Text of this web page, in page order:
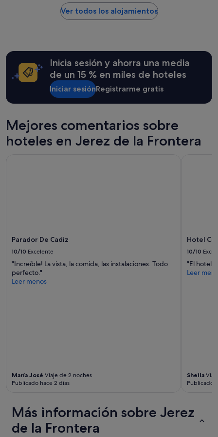
24 horas
estancia
1 noche
Los
precios
y
condiciones
adicionales.
Ver todos los alojamientos
Inicia sesión y ahorra una media
de un 15 % en miles de hoteles
Iniciar sesiónRegistrarme gratis
Mejores comentarios sobre
hoteles en Jerez de la Frontera
Parador De Cadiz
10/10 Excelente
"Increíble! La vista, la comida, las instalaciones. Todo
perfecto."
Leer menos
María José Viaje de 2 noches
Publicado hace 2 días
Hotel
10/10
"El hotel
Leer
Sheila
Publicado
Más información sobre Jerez
de la Frontera